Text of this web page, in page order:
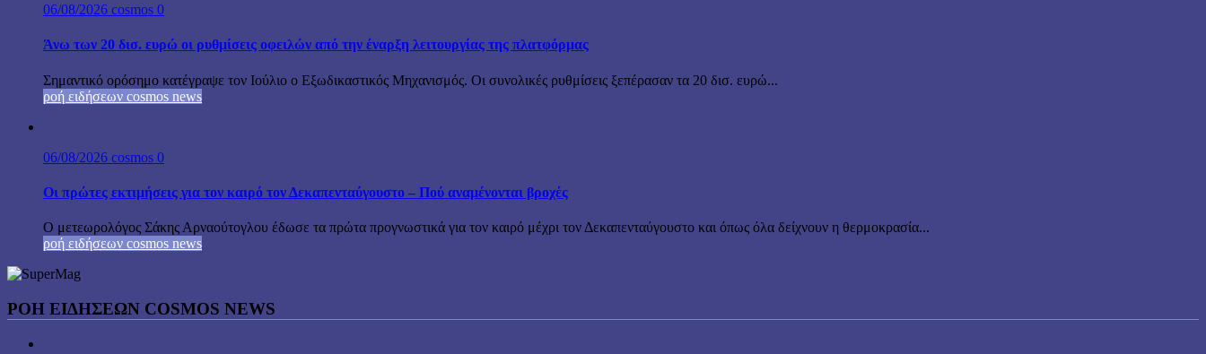
06/08/2026 cosmos 0
Άνω των 20 δισ. ευρώ οι ρυθμίσεις οφειλών από την έναρξη λειτουργίας της πλατφόρμας
Σημαντικό ορόσημο κατέγραψε τον Ιούλιο ο Εξωδικαστικός Μηχανισμός. Οι συνολικές ρυθμίσεις ξεπέρασαν τα 20 δισ. ευρώ...
ροή ειδήσεων cosmos news
06/08/2026 cosmos 0
Οι πρώτες εκτιμήσεις για τον καιρό τον Δεκαπενταύγουστο – Πού αναμένονται βροχές
Ο μετεωρολόγος Σάκης Αρναούτογλου έδωσε τα πρώτα προγνωστικά για τον καιρό μέχρι τον Δεκαπενταύγουστο και όπως όλα δείχνουν η θερμοκρασία...
ροή ειδήσεων cosmos news
ΡΟΉ ΕΙΔΉΣΕΩΝ COSMOS NEWS